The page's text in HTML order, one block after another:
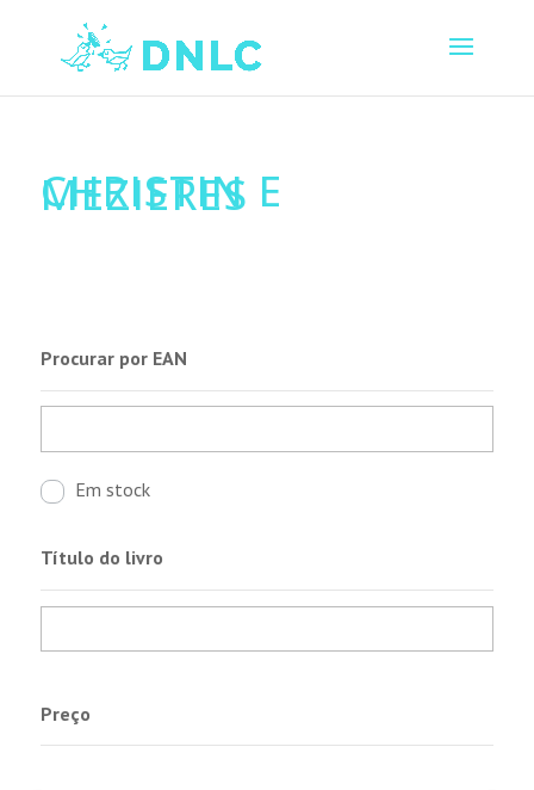
CHRISTIN E
MEZIERES
Procurar por EAN
Em stock
Título do livro
Preço